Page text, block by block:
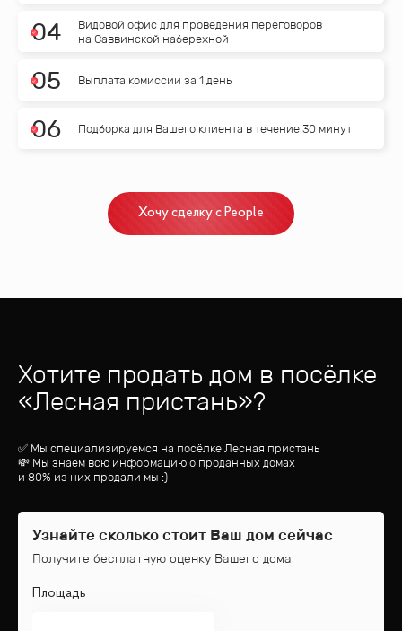
04
Видовой офис для проведения переговоров
на Саввинской набережной
05 Выплата комиссии за 1 день
06 Подборка для Вашего клиента в течение 30 минут
Хочу сделку с People
Хотите продать дом в посёлке
«Лесная пристань»?
✅ Мы специализируемся на посёлкеЛесная пристань
💸 Мы знаем всю информацию о проданных домах
и 80% из них продали мы :)
Узнайте сколько стоит Ваш дом сейчас
Получите бесплатную оценку Вашего дома
Площадь